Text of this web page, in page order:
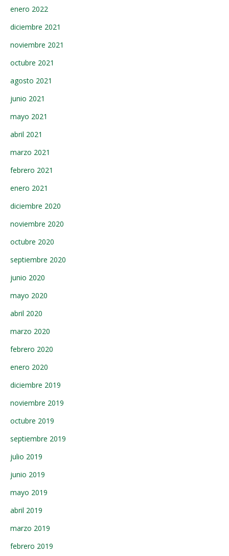
enero 2022
diciembre 2021
noviembre 2021
octubre 2021
agosto 2021
junio 2021
mayo 2021
abril 2021
marzo 2021
febrero 2021
enero 2021
diciembre 2020
noviembre 2020
octubre 2020
septiembre 2020
junio 2020
mayo 2020
abril 2020
marzo 2020
febrero 2020
enero 2020
diciembre 2019
noviembre 2019
octubre 2019
septiembre 2019
julio 2019
junio 2019
mayo 2019
abril 2019
marzo 2019
febrero 2019